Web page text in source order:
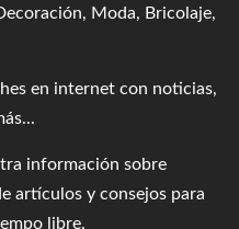
Moda, Bricolaje,
en internet con noticias,
información sobre
artículos y consejos para
libre.